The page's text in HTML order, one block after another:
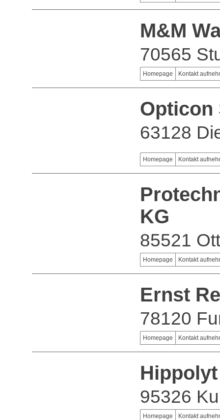
M&M
70565
Homepage Kontakt
Opticon
63128
Homepage Kontakt
KG
85521
Homepage Kontakt
Ernst
78120
Homepage Kontakt
95326
Homepage Kontakt